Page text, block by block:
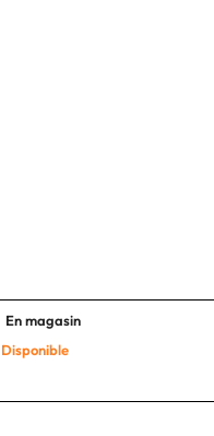
En magasin
Disponible